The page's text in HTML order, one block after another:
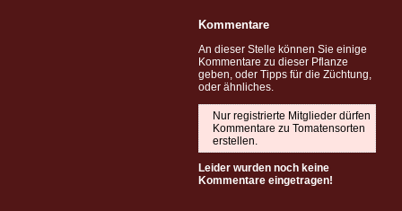
Kommentare
An dieser Stelle können Sie einige
Kommentare zu dieser Pflanze
geben, oder Tipps für die Züchtung,
oder ähnliches.
Nur registrierte Mitglieder dürfen
Kommentare zu Tomatensorten
erstellen.
Leider wurden noch keine
Kommentare eingetragen!